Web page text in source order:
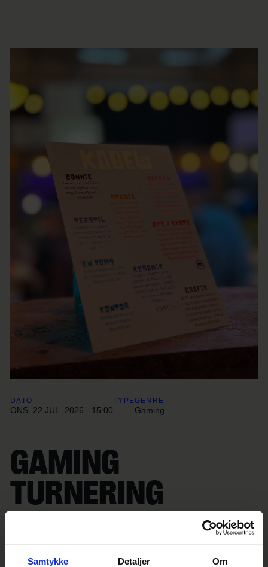
Samtykke Detaljer Om
DATO
ONS. 22 JUL. 2026 - 15:00
TYPEGENRE
Gaming
GAMING
TURNERING